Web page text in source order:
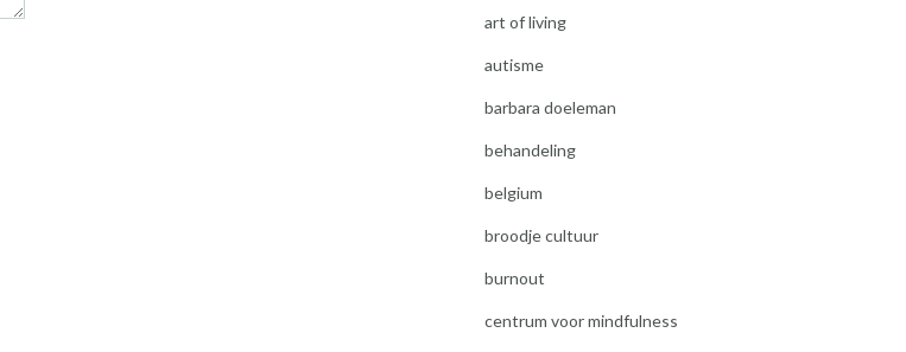
art of living
autisme
barbara doeleman
behandeling
belgium
broodje cultuur
burnout
centrum voor mindfulness